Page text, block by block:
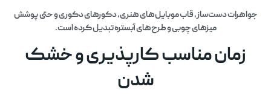
جواهرات دست‌ساز، قاب موبایل‌های هنری، دکورهای دکوری و حتی پوشش
میزهای چوبی و طرح‌های آبستره تبدیل کرده است.
زمان مناسب کارپذیری و خشک
شدن